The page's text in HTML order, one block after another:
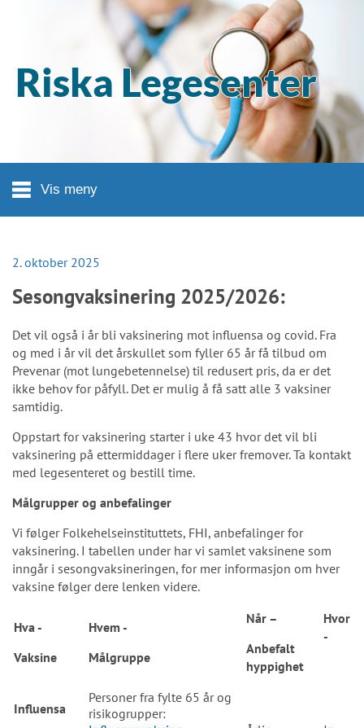
Hopp til hovedinnhold
Riska Legesenter
Vis meny
2. oktober 2025
Sesongvaksinering 2025/2026:
Det vil også i år bli vaksinering mot influensa og covid. Fra
og med i år vil det årskullet som fyller 65 år få tilbud om
Prevenar (mot lungebetennelse) til redusert pris, da er det
ikke behov for påfyll. Det er mulig å få satt alle 3 vaksiner
samtidig.
Oppstart for vaksinering starter i uke 43 hvor det vil bli
vaksinering på ettermiddager i flere uker fremover. Ta kontakt
med legesenteret og bestill time.
Målgrupper og anbefalinger
Vi følger Folkehelseinstituttets, FHI, anbefalinger for
vaksinering. I tabellen under har vi samlet vaksinene som
inngår i sesongvaksineringen, for mer informasjon om hver
vaksine følger dere lenken videre.
Hva -
Vaksine
Hvem -
Målgruppe
Når –
Anbefalt
hyppighet
Hvor
-
Influensa
Personer fra fylte 65 år og
risikogrupper: